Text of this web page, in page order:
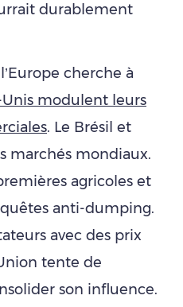
durablement
cherche à
Unis modulent leurs
. Le Brésil et
marchés mondiaux.
agricoles et
anti-dumping.
avec des prix
tente de
son influence.